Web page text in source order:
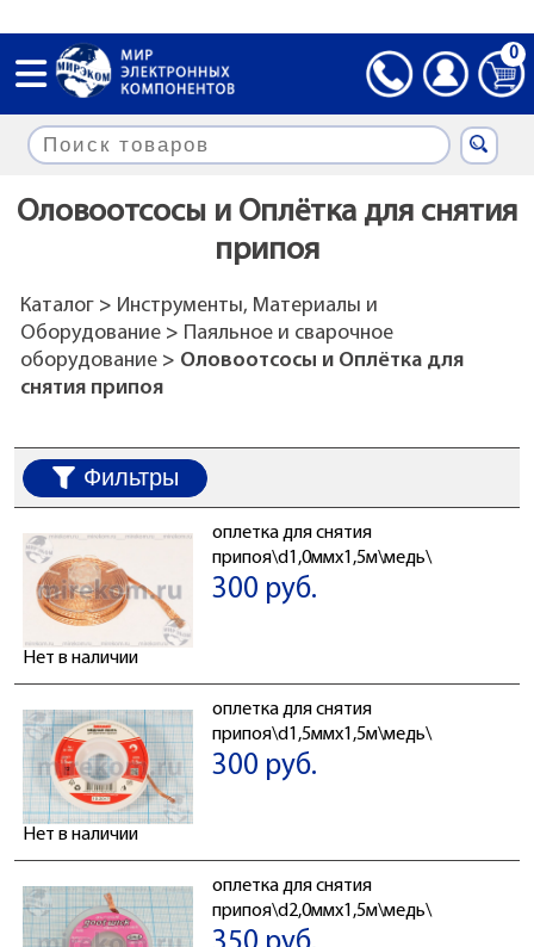
0
Оловоотсосы и Оплётка для снятия
припоя
Каталог> Инструменты, Материалы и
Оборудование> Паяльное и сварочное
оборудование> Оловоотсосы и Оплётка для
снятия припоя
Фильтры
оплетка для снятия
припоя\d1,0ммx1,5м\медь\
300 руб.
Нет в наличии
оплетка для снятия
припоя\d1,5ммx1,5м\медь\
300 руб.
Нет в наличии
оплетка для снятия
припоя\d2,0ммx1,5м\медь\